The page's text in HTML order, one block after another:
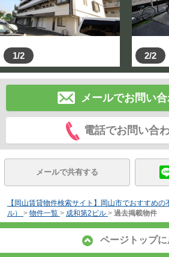
1/2 2/2
メールでお問い
電話でお問い合
メールで共有する
【岡山賃貸物件検索サイト】岡山市でおすすめ
ル）
> 物件一覧 > 成和第2ビル > 過去掲載物件
ページトップに